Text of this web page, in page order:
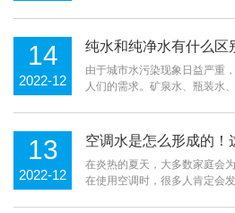
氧化时消耗的氧量称为化学需
水消耗的氧量称为生物需氧量
14
2022-12
纯水和纯净水有什么区
不同？
由于城市水污染现象日益严重
人们的需求。矿泉水、瓶装水
设备只有一个字，它们是一样
首先，从两者的概念出发，纯
13
2022-12
空调水是怎么形成的！
在炎热的夏天，大多数家庭会
在使用空调时，很多人肯定会